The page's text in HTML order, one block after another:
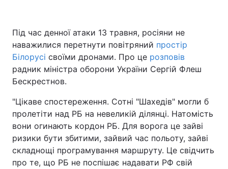
Під час денної атаки 13 травня, росіяни не
наважилися перетнути повітряний простір
Білорусі своїми дронами. Про це розповів
радник міністра оборони України Сергій Флеш
Бескрестнов.
"Цікаве спостереження. Сотні "Шахедів" могли б
пролетіти над РБ на невеликій ділянці. Натомість
вони огинають кордон РБ. Для ворога це зайві
ризики бути збитими, зайвий час польоту, зайві
складнощі програмування маршруту. Це свідчить
про те, що РБ не поспішає надавати РФ свій